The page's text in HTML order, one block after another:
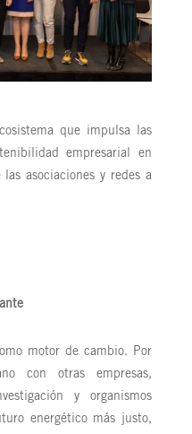
que impulsa las
empresarial en
asociaciones y redes a
motor de cambio. Por
con otras empresas,
y organismos
energético más justo,